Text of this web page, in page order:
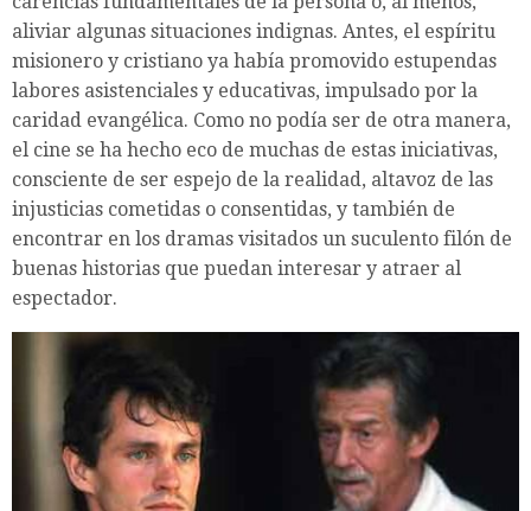
aliviar algunas situaciones indignas. Antes, el espíritu
misionero y cristiano ya había promovido estupendas
labores asistenciales y educativas, impulsado por la
caridad evangélica. Como no podía ser de otra manera,
el cine se ha hecho eco de muchas de estas iniciativas,
consciente de ser espejo de la realidad, altavoz de las
injusticias cometidas o consentidas, y también de
encontrar en los dramas visitados un suculento filón de
buenas historias que puedan interesar y atraer al
espectador.